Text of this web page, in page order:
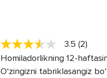
3.5 (2)
Homiladorlikning 12-
O‘zingizni tabriklasangiz